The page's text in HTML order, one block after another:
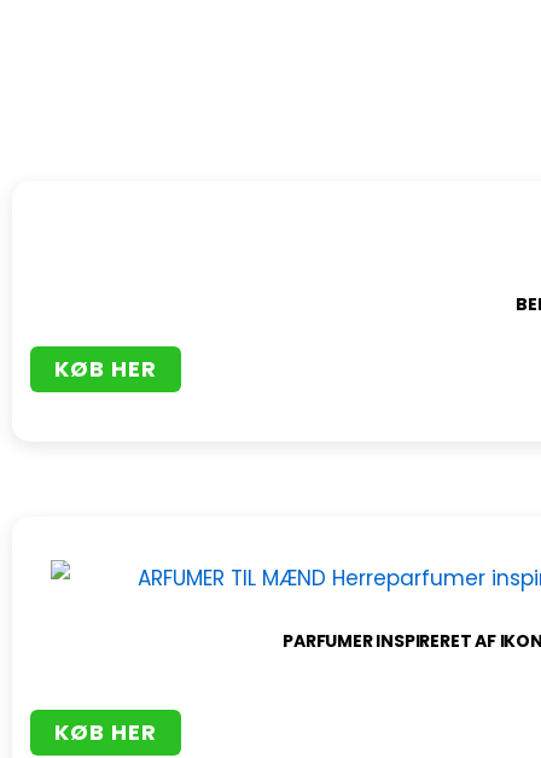
KØB HER
PARFUMER INSPIRERET AF
KØB HER